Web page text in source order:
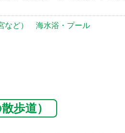
ど） 海水浴・プール
歩道）